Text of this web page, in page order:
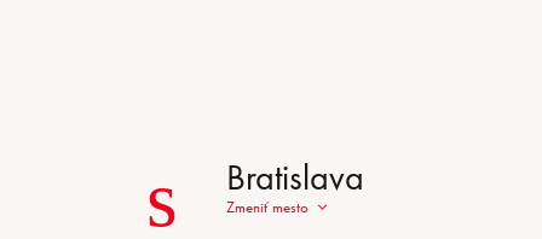
Bratislava
Zmeniť mesto